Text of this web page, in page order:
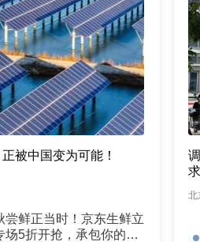
被中国变为可能！
尝鲜正当时！京东生鲜立
场5折开抢，承包你的秋
北